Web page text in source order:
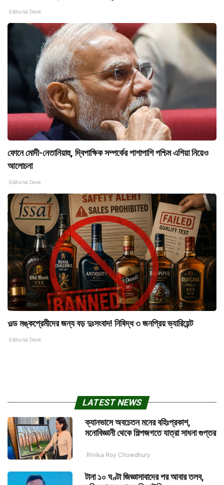
Editorial Desk
ফোনে মোদী-নেতানিয়াহু, দ্বিপাক্ষিক সম্পর্কের পাশাপাশি পশ্চিম এশিয়া নিয়েও
আলোচনা
Editorial Desk
ওল্ড মঙ্কপ্রেমীদের জন্য বড় দুঃসংবাদ! নিষিদ্ধ ৩ জনপ্রিয় ভ্যারিয়েন্ট
Editorial Desk
LATEST NEWS
ক্যানভাসে অবচেতন মনের বহিঃপ্রকাশ,
মনোবিজ্ঞানী থেকে শিল্পজগতে যাত্রা সাধনা গুপ্তর
Rinika Roy Chowdhury
টানা ১০ ঘণ্টা জিজ্ঞাসাবাদের পর আবার তলব,